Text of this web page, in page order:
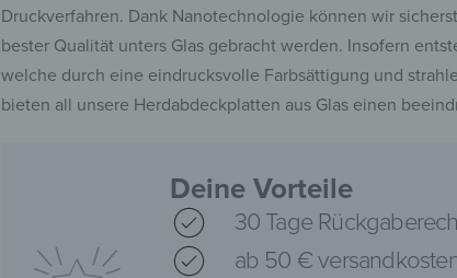
Druckverfahren. Dank Nanotechnologie können wir
bester Qualität unters Glas gebracht werden. Insofern
welche durch eine eindrucksvolle Farbsättigung und
bieten all unsere Herdabdeckplatten aus Glas einen
Deine Vorteile
30 Tage
ab 50 €